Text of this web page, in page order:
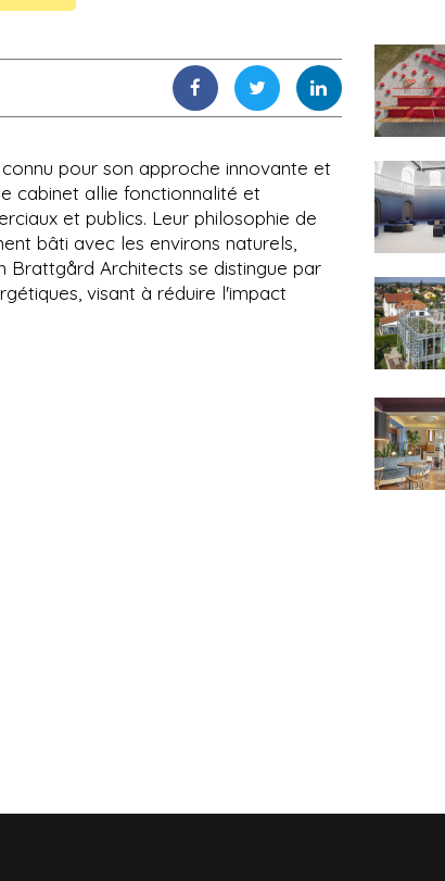
pour son approche innovante et
cabinet allie fonctionnalité et
et publics. Leur philosophie de
bâti avec les environs naturels,
Brattgård Architects se distingue par
visant à réduire l'impact